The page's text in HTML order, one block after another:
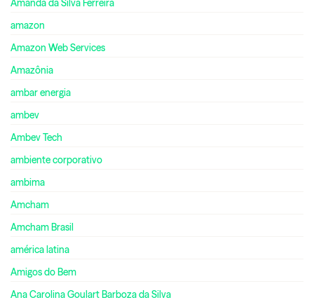
Amanda da Silva Ferreira
amazon
Amazon Web Services
Amazônia
ambar energia
ambev
Ambev Tech
ambiente corporativo
ambima
Amcham
Amcham Brasil
américa latina
Amigos do Bem
Ana Carolina Goulart Barboza da Silva